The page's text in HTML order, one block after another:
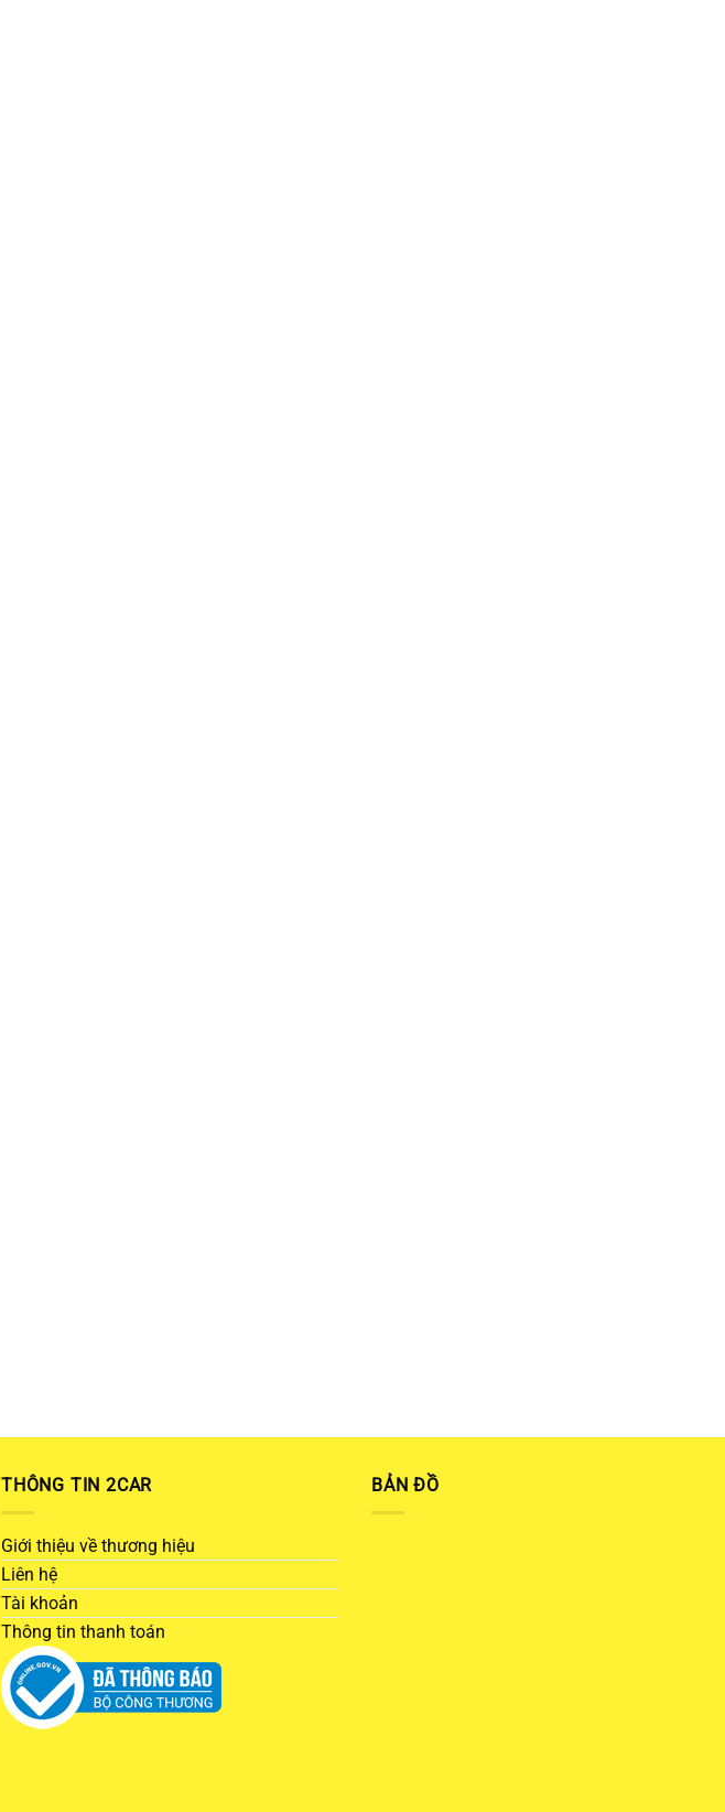
THÔNG TIN 2CAR
Giới thiệu về thương hiệu
Liên hệ
Tài khoản
Thông tin thanh toán
BẢN ĐỒ